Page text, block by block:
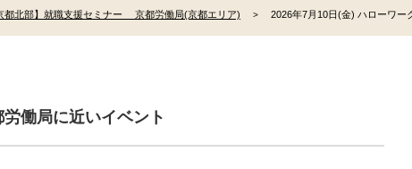
都北部】就職支援セミナー 京都労働局(京都エリア) 2026年7月10日(金) ハローワー
働局に近いイベント